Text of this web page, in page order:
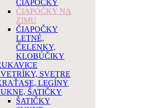
ČIAPOČKY
ČIAPOČKY NA
ZIMU
ČIAPOČKY
LETNÉ,
ČELENKY,
KLOBÚČIKY
SVETRE
LEGÍNY
ŠATIČKY
ŠATIČKY